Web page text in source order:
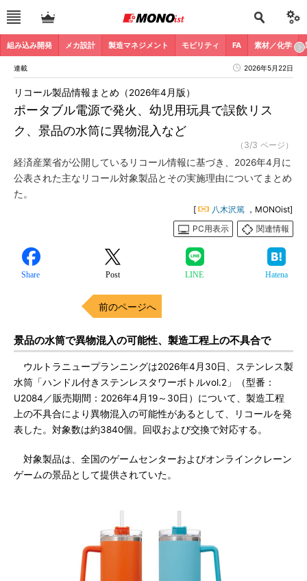
組み込み開発 メカ設計 製造マネジメント モビリティ FA 素材／化学
連載 2026年5月22日
ポータブル電源で発火、幼児用玩具で誤飲リス
ク、景品の水筒に異物混入など
リコール製品情報まとめ（2026年4月版）
（3/3 ページ）
経済産業省が公開しているリコール情報に基づき、2026年4月に
公表された主なリコール対象製品とその実施理由についてまとめ
た。
[ 八木沢篤 ，MONOist]
PC用表示
関連情報
Share Post LINE Hatena
前のページへ
景品の水筒で異物混入の可能性、製造工程上の不具合で
ウルトラニュープランニングは2026年4月30日、ステンレス製
水筒「ハンドル付きステンレスタワーボトルvol.2」（型番：
U2084／販売期間：2026年4月19～30日）について、製造工程
上の不具合により異物混入の可能性があるとして、リコールを発
表した。対象数は約3840個。回収および交換で対応する。
対象製品は、全国のゲームセンターおよびオンラインクレーン
ゲームの景品として提供されていた。